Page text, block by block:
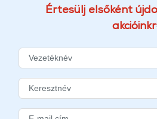
Értesülj elsőként